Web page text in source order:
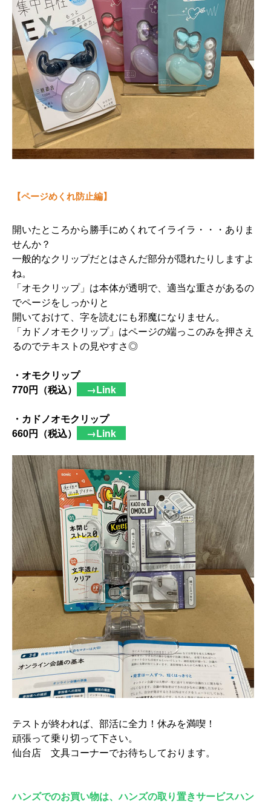
【ページめくれ防止編】
開いたところから勝手にめくれてイライラ・・・ ありま
せんか？
一般的なクリップだとはさんだ部分が隠れたりしますよ
ね。
「オモクリップ」は本体が透明で、 適当な重さがあるの
でページをしっかりと
開いておけて、字を読むにも邪魔になりません。
「カドノオモクリップ」 はページの端っこのみを押さえ
るのでテキストの見やすさ◎
・オモクリップ
770円（税込）
→Link
・カドノオモクリップ
660円（税込）
→Link
テストが終われば、部活に全力！休みを満喫！
頑張って乗り切って下さい。
仙台店 文具コーナーでお待ちしております。
ハンズでのお買い物は、ハンズの取り置きサービスハン